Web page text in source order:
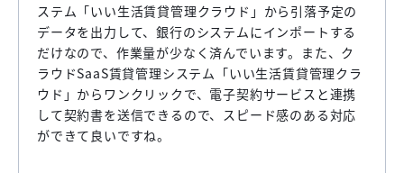
ステム「いい生活賃貸管理クラウド」から引落予定の
データを出力して、銀行のシステムにインポートする
だけなので、作業量が少なく済んでいます。また、ク
ラウドSaaS賃貸管理システム「いい生活賃貸管理クラ
ウド」からワンクリックで、電子契約サービスと連携
して契約書を送信できるので、スピード感のある対応
ができて良いですね。